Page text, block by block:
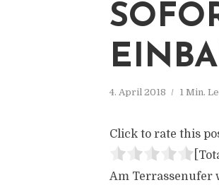
4. April 2018 1 Min.
Click to rate this
Am Terrassenufer